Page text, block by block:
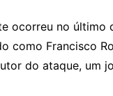
ocorreu no último
como Francisco
do ataque, um